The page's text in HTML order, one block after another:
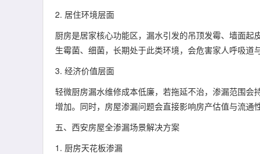
2. 居住环境层面
厨房是居家核心功能区，漏水引发的吊顶发霉、墙面
生霉菌、细菌，长期处于此类环境，会危害家人呼吸道
3. 经济价值层面
轻微厨房漏水维修成本低廉，若拖延不治，渗漏范围
增加。同时，房屋渗漏问题会直接影响房产估值与流通
五、西安房屋全渗漏场景解决方案
1. 厨房天花板渗漏